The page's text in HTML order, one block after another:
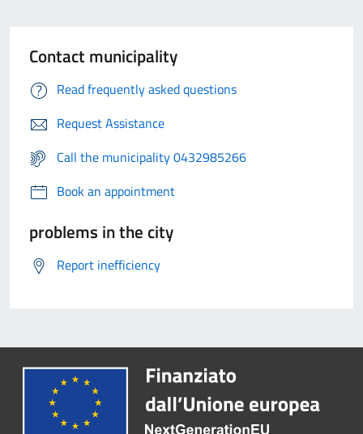
Contact municipality
Read frequently asked questions
Request Assistance
Call the municipality 0432985266
Book an appointment
problems in the city
Report inefficiency